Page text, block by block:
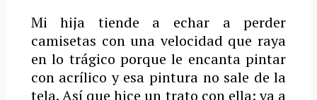
Mi hija tiende a echar a perder
camisetas con una velocidad que raya
en lo trágico porque le encanta pintar
con acrílico y esa pintura no sale de la
tela. Así que hice un trato con ella: va a